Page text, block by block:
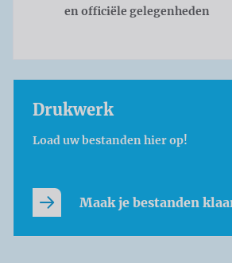
en officiële gelegenheden
Drukwerk
Load uw bestanden hier op!
Maak je bestanden